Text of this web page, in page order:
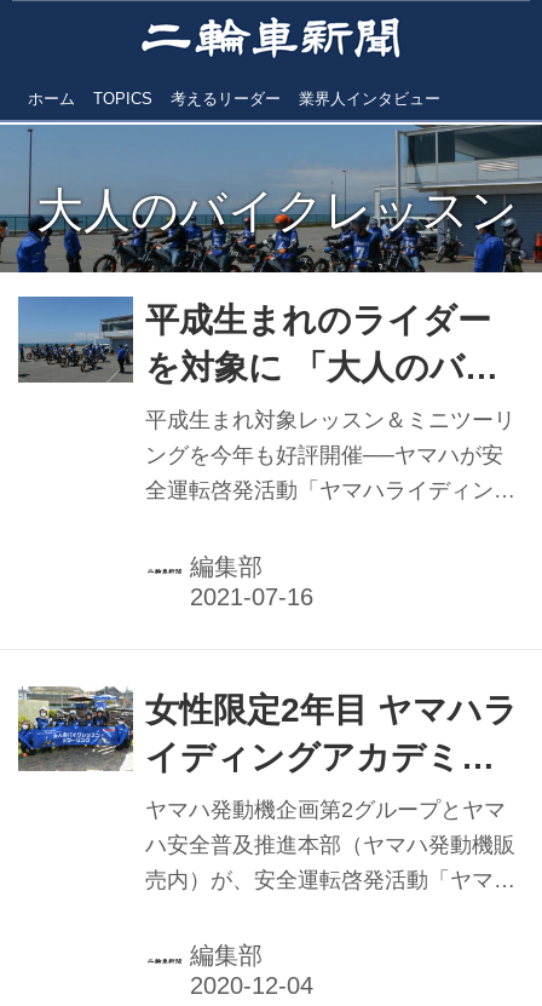
ホーム TOPICS 考えるリーダー 業界人インタビュー
大人のバイクレッスン
平成生まれのライダー
を対象に 「大人のバイ
クレッスン」──ヤマハ
ライディングアカデミ
ー
平成生まれ対象レッスン＆ミニツーリ
ングを今年も好評開催──ヤマハが安
全運転啓発活動「ヤマハライディング
いる「大人のバイクレッスン」のう
ち、平成生まれの若者を対象にした安
編集部
女性限定2年目 ヤマハラ
イディングアカデミー
「大人のバイクレッス
ン」
ヤマハ発動機企画第2グループとヤマ
ハ安全普及推進本部（ヤマハ発動機販
売内）が、安全運転啓発活動「ヤマハ
一環で行っている「大人のバイクレッ
スン」で、対象を平成生まれの若者限
編集部